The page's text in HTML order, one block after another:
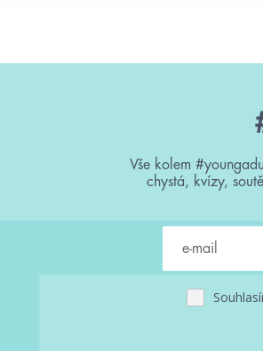
Vše kolem
chystá, kvízy,